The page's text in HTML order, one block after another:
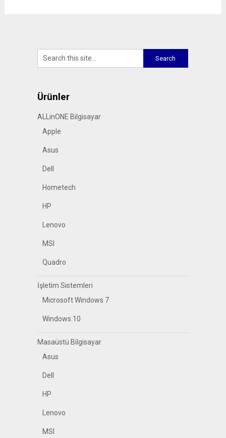
Ürünler
ALLinONE Bilgisayar
Apple
Asus
Dell
Hometech
HP
Lenovo
MSI
Quadro
İşletim Sistemleri
Microsoft Windows 7
Windows 10
Masaüstü Bilgisayar
Asus
Dell
HP
Lenovo
MSI